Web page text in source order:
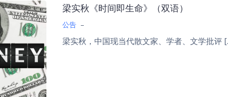
梁实秋《时间即生命》（双语）
公告 –
梁实秋，中国现当代散文家、学者、文学批评